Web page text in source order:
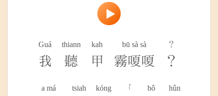
Guá
我
thiann
聽
kah
甲
bū sà sà
霧嗄嗄
？
？
a má tsiah kóng 「 bô hûn